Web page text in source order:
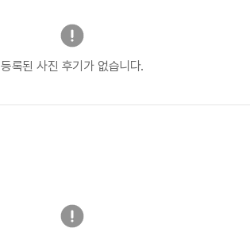
등록된 사진 후기가 없습니다.